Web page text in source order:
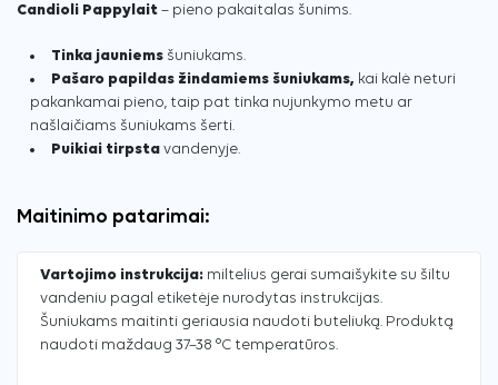
Candioli Pappylait – pieno pakaitalas šunims.
Tinka jauniems šuniukams.
Pašaro papildas žindamiems šuniukams, kai kalė neturi
pakankamai pieno, taip pat tinka nujunkymo metu ar
našlaičiams šuniukams šerti.
Puikiai tirpsta vandenyje.
Maitinimo patarimai:
Vartojimo instrukcija: miltelius gerai sumaišykite su šiltu
vandeniu pagal etiketėje nurodytas instrukcijas.
Šuniukams maitinti geriausia naudoti buteliuką. Produktą
naudoti maždaug 37–38 °C temperatūros.